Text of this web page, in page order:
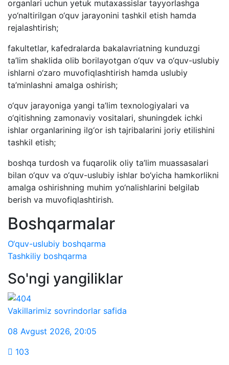
organlari uchun yetuk mutaxassislar tayyorlashga
yo‘naltirilgan o‘quv jarayonini tashkil etish hamda
rejalashtirish;
fakultetlar, kafedralarda bakalavriatning kunduzgi
ta’lim shaklida olib borilayotgan o‘quv va o‘quv-uslubiy
ishlarni o‘zaro muvofiqlashtirish hamda uslubiy
ta’minlashni amalga oshirish;
o‘quv jarayoniga yangi ta’lim texnologiyalari va
o‘qitishning zamonaviy vositalari, shuningdek ichki
ishlar organlarining ilg‘or ish tajribalarini joriy etilishini
tashkil etish;
boshqa turdosh va fuqarolik oliy ta’lim muassasalari
bilan o‘quv va o‘quv-uslubiy ishlar bo‘yicha hamkorlikni
amalga oshirishning muhim yo‘nalishlarini belgilab
berish va muvofiqlashtirish.
Boshqarmalar
O‘quv-uslubiy boshqarma
Tashkiliy boshqarma
So'ngi yangiliklar
Vakillarimiz sovrindorlar safida
08 Avgust 2026, 20:05
103